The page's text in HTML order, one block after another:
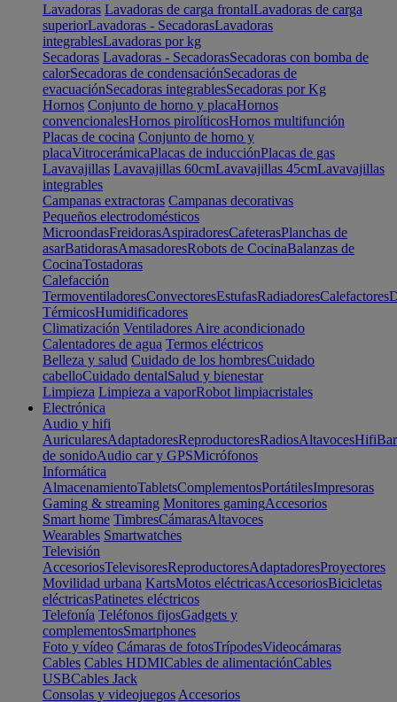
Lavadoras Lavadoras de carga frontalLavadoras de carga
superiorLavadoras - SecadorasLavadoras
integrablesLavadoras por kg
Secadoras Lavadoras - SecadorasSecadoras con bomba de
calorSecadoras de condensaciónSecadoras de
evacuaciónSecadoras integrablesSecadoras por Kg
Hornos Conjunto de horno y placaHornos
convencionalesHornos pirolíticosHornos multifunción
Placas de cocina Conjunto de horno y
placaVitrocerámicaPlacas de inducciónPlacas de gas
Lavavajillas Lavavajillas 60cmLavavajillas 45cmLavavajillas
integrables
Campanas extractoras Campanas decorativas
Pequeños electrodomésticos
MicroondasFreidorasAspiradoresCafeterasPlanchas de
asarBatidorasAmasadoresRobots de CocinaBalanzas de
CocinaTostadoras
Calefacción
TermoventiladoresConvectoresEstufasRadiadoresCalefactores
TérmicosHumidificadores
Climatización Ventiladores Aire acondicionado
Calentadores de agua Termos eléctricos
Belleza y salud Cuidado de los hombresCuidado
cabelloCuidado dentalSalud y bienestar
Limpieza Limpieza a vaporRobot limpiacristales
Electrónica
Audio y hifi
AuricularesAdaptadoresReproductoresRadiosAltavocesHifi
de sonidoAudio car y GPSMicrófonos
Informática
AlmacenamientoTabletsComplementosPortátilesImpresoras
Gaming & streaming Monitores gamingAccesorios
Smart home TimbresCámarasAltavoces
Wearables Smartwatches
Televisión
AccesoriosTelevisoresReproductoresAdaptadoresProyectores
Movilidad urbana KartsMotos eléctricasAccesoriosBicicletas
eléctricasPatinetes eléctricos
Telefonía Teléfonos fijosGadgets y
complementosSmartphones
Foto y vídeo Cámaras de fotosTrípodesVideocámaras
Cables Cables HDMICables de alimentaciónCables
USBCables Jack
Consolas y videojuegos Accesorios